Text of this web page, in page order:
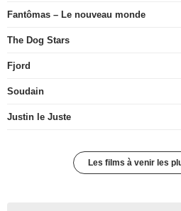
Fantômas – Le nouveau monde
The Dog Stars
Fjord
Soudain
Justin le Juste
Les films à venir les